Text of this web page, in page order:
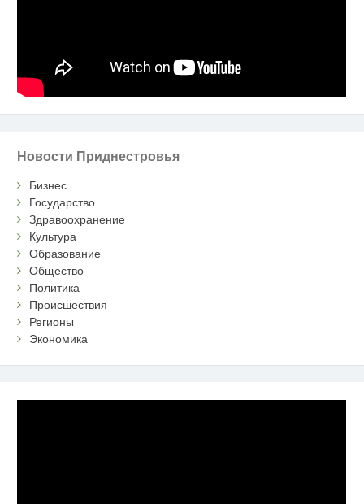
Новости Приднестровья
Бизнес
Государство
Здравоохранение
Культура
Образование
Общество
Политика
Происшествия
Регионы
Экономика